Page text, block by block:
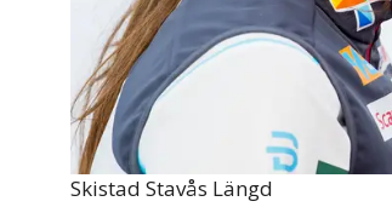
Skistad Stavås Längd